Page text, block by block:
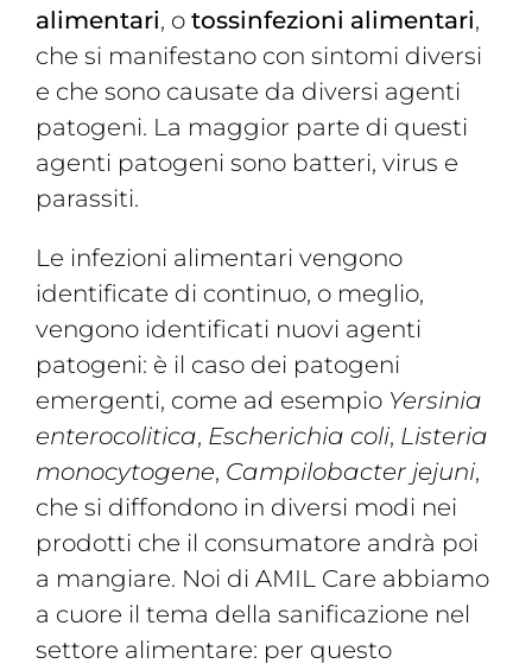
alimentari, o tossinfezioni alimentari,
che si manifestano con sintomi diversi
e che sono causate da diversi agenti
patogeni. La maggior parte di questi
agenti patogeni sono batteri, virus e
parassiti.
Le infezioni alimentari vengono
identificate di continuo, o meglio,
vengono identificati nuovi agenti
patogeni: è il caso dei patogeni
emergenti, come ad esempio Yersinia
enterocolitica, Escherichia coli, Listeria
monocytogene, Campilobacter jejuni,
che si diffondono in diversi modi nei
prodotti che il consumatore andrà poi
a mangiare. Noi di AMIL Care abbiamo
a cuore il tema della sanificazione nel
settore alimentare: per questo